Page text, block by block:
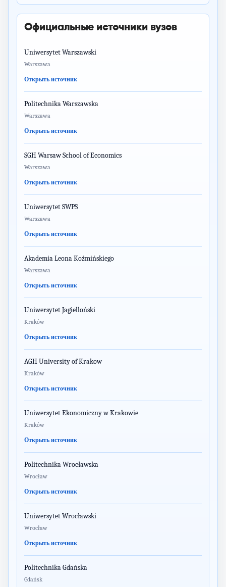
Официальные источники вузов
Uniwersytet Warszawski
Warszawa
Открыть источник
Politechnika Warszawska
Warszawa
Открыть источник
SGH Warsaw School of Economics
Warszawa
Открыть источник
Uniwersytet SWPS
Warszawa
Открыть источник
Akademia Leona Koźmińskiego
Warszawa
Открыть источник
Uniwersytet Jagielloński
Kraków
Открыть источник
AGH University of Krakow
Kraków
Открыть источник
Uniwersytet Ekonomiczny w Krakowie
Kraków
Открыть источник
Politechnika Wrocławska
Wrocław
Открыть источник
Uniwersytet Wrocławski
Wrocław
Открыть источник
Politechnika Gdańska
Gdańsk